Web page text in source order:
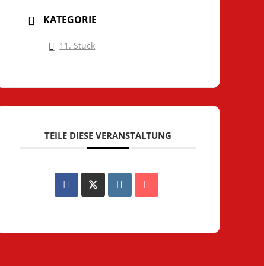
KATEGORIE
11. Stück
TEILE DIESE VERANSTALTUNG